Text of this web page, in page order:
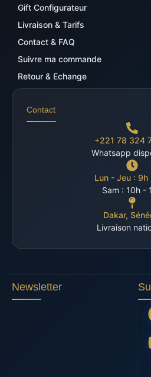
Gift Configurateur
Livraison & Tarifs
Contact & FAQ
Suivre ma commande
Retour & Echange
Contact
+221 78 324
Whatsapp
Lun - Jeu : 9h
Sam : 10h -
Dakar,
Livraison
Newsletter